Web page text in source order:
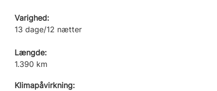
Varighed:
13 dage/12 nætter
Længde:
1.390 km
Klimapåvirkning: